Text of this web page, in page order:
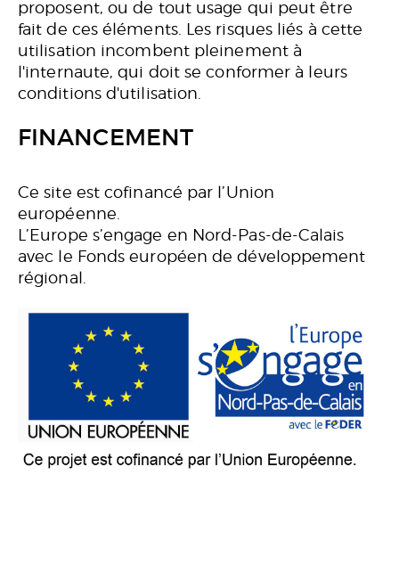
proposent, ou de tout usage qui peut être
fait de ces éléments. Les risques liés à cette
utilisation incombent pleinement à
l'internaute, qui doit se conformer à leurs
conditions d'utilisation.
FINANCEMENT
Ce site est cofinancé par l’Union
européenne.
L’Europe s’engage en Nord-Pas-de-Calais
avec le Fonds européen de développement
régional.